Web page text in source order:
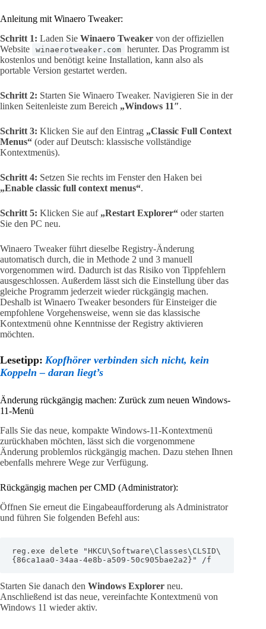
Anleitung mit Winaero Tweaker:
Schritt 1: Laden Sie Winaero Tweaker von der offiziellen
Website
winaerotweaker.com
herunter. Das Programm ist
kostenlos und benötigt keine Installation, kann also als
portable Version gestartet werden.
Schritt 2: Starten Sie Winaero Tweaker. Navigieren Sie in der
linken Seitenleiste zum Bereich „Windows 11″.
Schritt 3: Klicken Sie auf den Eintrag „Classic Full Context
Menus“ (oder auf Deutsch: klassische vollständige
Kontextmenüs).
Schritt 4: Setzen Sie rechts im Fenster den Haken bei
„Enable classic full context menus“.
Schritt 5: Klicken Sie auf „Restart Explorer“ oder starten
Sie den PC neu.
Winaero Tweaker führt dieselbe Registry-Änderung
automatisch durch, die in Methode 2 und 3 manuell
vorgenommen wird. Dadurch ist das Risiko von Tippfehlern
ausgeschlossen. Außerdem lässt sich die Einstellung über das
gleiche Programm jederzeit wieder rückgängig machen.
Deshalb ist Winaero Tweaker besonders für Einsteiger die
empfohlene Vorgehensweise, wenn sie das klassische
Kontextmenü ohne Kenntnisse der Registry aktivieren
möchten.
Lesetipp: Kopfhörer verbinden sich nicht, kein
Koppeln – daran liegt’s
Änderung rückgängig machen: Zurück zum neuen Windows-
11-Menü
Falls Sie das neue, kompakte Windows-11-Kontextmenü
zurückhaben möchten, lässt sich die vorgenommene
Änderung problemlos rückgängig machen. Dazu stehen Ihnen
ebenfalls mehrere Wege zur Verfügung.
Rückgängig machen per CMD (Administrator):
Öffnen Sie erneut die Eingabeaufforderung als Administrator
und führen Sie folgenden Befehl aus:
reg.exe delete "HKCU\Software\Classes\CLSID\
{86ca1aa0-34aa-4e8b-a509-50c905bae2a2}" /f
Starten Sie danach den Windows Explorer neu.
Anschließend ist das neue, vereinfachte Kontextmenü von
Windows 11 wieder aktiv.